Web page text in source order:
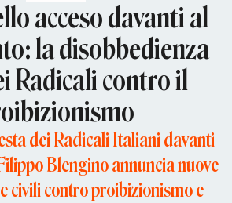
acceso davanti al
la disobbedienza
Radicali contro il
dei Radicali Italiani davanti
Blengino annuncia nuove
civili contro proibizionismo e